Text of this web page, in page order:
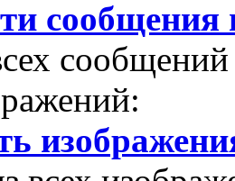
сообщения